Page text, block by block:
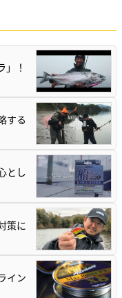
！
する
とし
策に
イン